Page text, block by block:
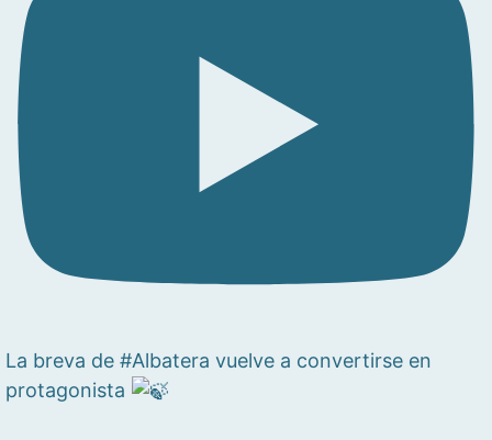
La breva de #Albatera vuelve a convertirse en
protagonista